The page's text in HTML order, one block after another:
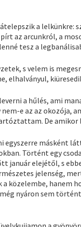
a
az arcunkról, a
tesz a
s velem is
elhalványul,
a hűlés, ami
e az az okozója,
De
egyszerre másként
Történt egy
január elejétől, s
jelenség,
közelembe, hanem
nyáron sem